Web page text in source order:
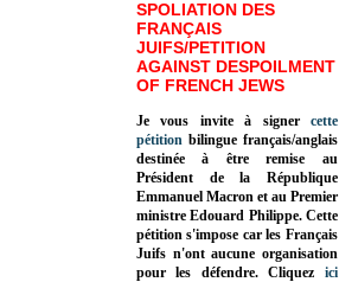
SPOLIATION DES
FRANÇAIS
JUIFS/PETITION
AGAINST DESPOILMENT
OF FRENCH JEWS
Je vous invite à signer cette
pétition bilingue français/anglais
destinée à être remise au
Président de la République
Emmanuel Macron et au Premier
ministre Edouard Philippe. Cette
pétition s'impose car les Français
Juifs n'ont aucune organisation
pour les défendre. Cliquez
ici